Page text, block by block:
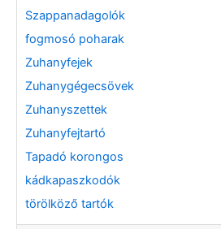
Szappanadagolók
fogmosó poharak
Zuhanyfejek
Zuhanygégecsövek
Zuhanyszettek
Zuhanyfejtartó
Tapadó korongos
kádkapaszkodók
törölköző tartók